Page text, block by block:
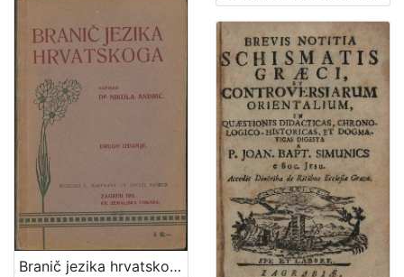
Branič jezika hrvatskoga / napisao Nikola Andrić